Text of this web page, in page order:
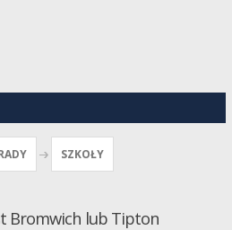
SZKOŁY
Bromwich lub Tipton